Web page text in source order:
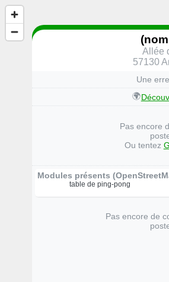
Allée
57130
Une
🌍
Pas encore
Ou tentez
Modules présents
table de ping-pong
Pas encore de